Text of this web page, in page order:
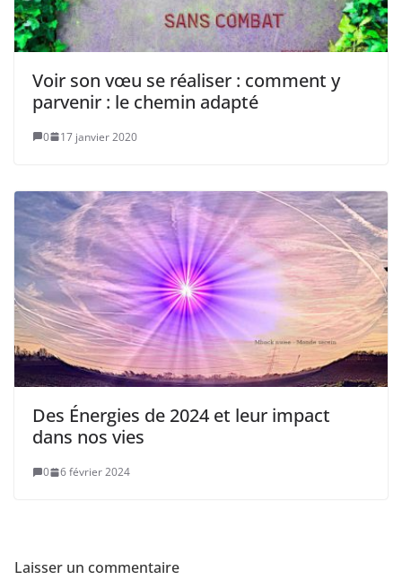
Voir son vœu se réaliser : comment y
parvenir : le chemin adapté
0 17 janvier 2020
Des Énergies de 2024 et leur impact
dans nos vies
0 6 février 2024
Laisser un commentaire